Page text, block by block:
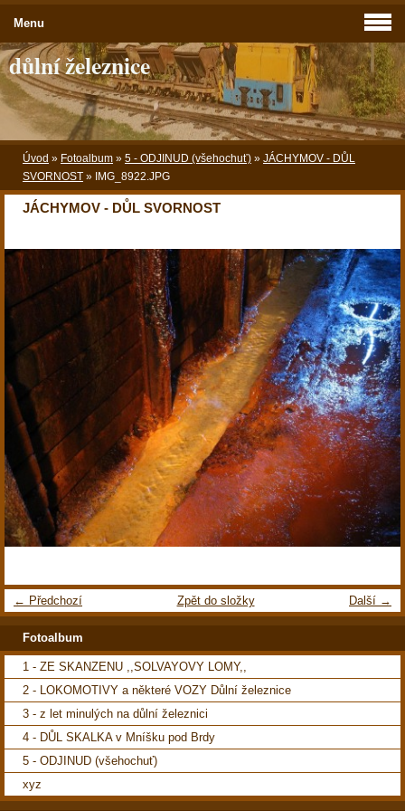
důlní železnice
Úvod » Fotoalbum » 5 - ODJINUD (všehochuť) » JÁCHYMOV - DŮL
SVORNOST » IMG_8922.JPG
JÁCHYMOV - DŮL SVORNOST
← Předchozí Další →
Zpět do složky
Menu
Fotoalbum
1 - ZE SKANZENU ,,SOLVAYOVY LOMY,,
2 - LOKOMOTIVY a některé VOZY Důlní železnice
3 - z let minulých na důlní železnici
4 - DŮL SKALKA v Mníšku pod Brdy
5 - ODJINUD (všehochuť)
xyz